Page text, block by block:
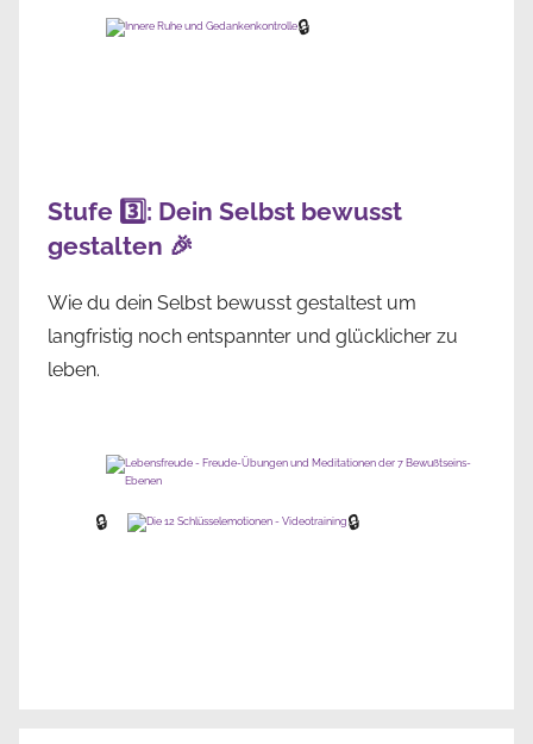
🔒
Stufe 3️⃣: Dein Selbst bewusst
gestalten 🎉
Wie du dein Selbst bewusst gestaltest um
langfristig noch entspannter und glücklicher zu
leben.
🔒 🔒